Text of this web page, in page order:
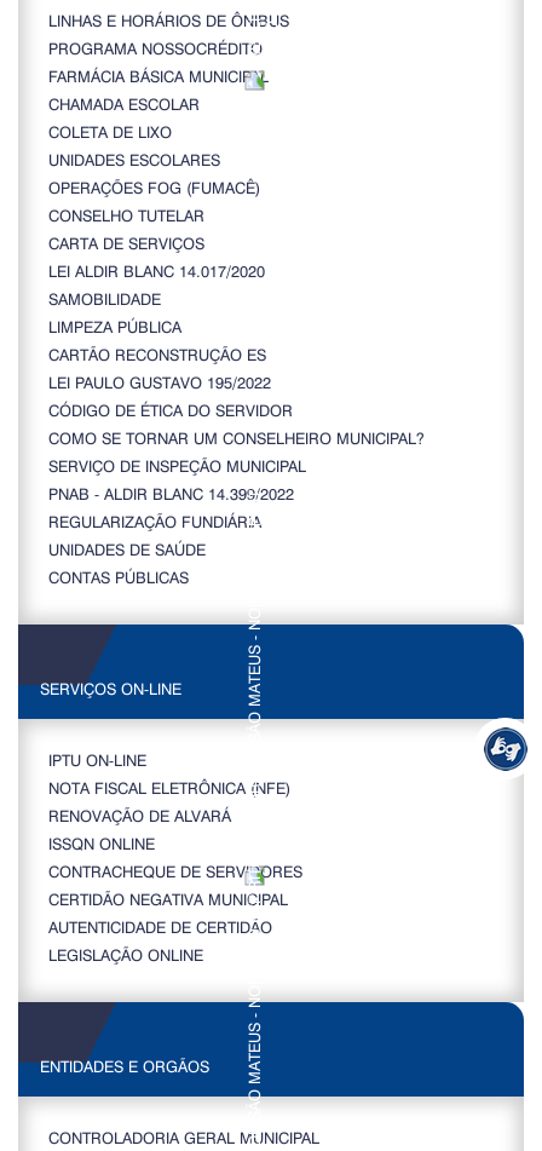
LINHAS E HORÁRIOS DE ÔNIBUS
PROGRAMA NOSSOCRÉDITO
FARMÁCIA BÁSICA MUNICIPAL
CHAMADA ESCOLAR
COLETA DE LIXO
UNIDADES ESCOLARES
OPERAÇÕES FOG (FUMACÊ)
CONSELHO TUTELAR
CARTA DE SERVIÇOS
LEI ALDIR BLANC 14.017/2020
SAMOBILIDADE
LIMPEZA PÚBLICA
CARTÃO RECONSTRUÇÃO ES
LEI PAULO GUSTAVO 195/2022
CÓDIGO DE ÉTICA DO SERVIDOR
COMO SE TORNAR UM CONSELHEIRO MUNICIPAL?
SERVIÇO DE INSPEÇÃO MUNICIPAL
PNAB - ALDIR BLANC 14.399/2022
REGULARIZAÇÃO FUNDIÁRIA
UNIDADES DE SAÚDE
CONTAS PÚBLICAS
SERVIÇOS ON-LINE
IPTU ON-LINE
NOTA FISCAL ELETRÔNICA (NFE)
RENOVAÇÃO DE ALVARÁ
ISSQN ONLINE
CONTRACHEQUE DE SERVIDORES
CERTIDÃO NEGATIVA MUNICIPAL
AUTENTICIDADE DE CERTIDÃO
LEGISLAÇÃO ONLINE
ENTIDADES E ORGÃOS
CONTROLADORIA GERAL MUNICIPAL